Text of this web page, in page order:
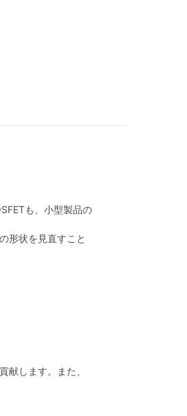
も、小型製品の
形状を見直すこと
します。また、